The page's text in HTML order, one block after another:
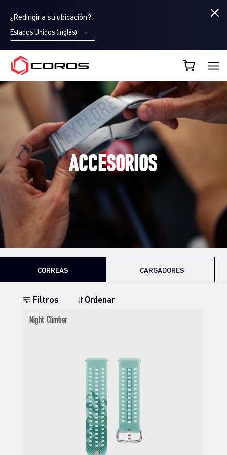
¿Redirigir a su ubicación?
Estados Unidos (inglés)
COROS ES
ACCESORIOS
CORREAS CARGADORES
Filtros Ordenar
Night Climber